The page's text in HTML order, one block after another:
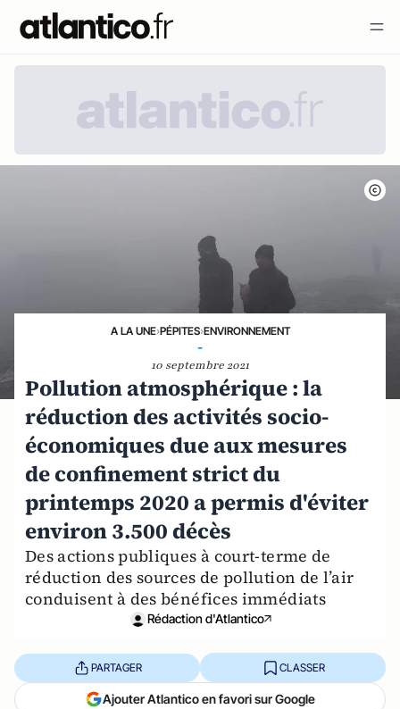
A LA UNE›PÉPITES›ENVIRONNEMENT
-
10 septembre 2021
Pollution atmosphérique : la
réduction des activités socio-
économiques due aux mesures
de confinement strict du
printemps 2020 a permis d'éviter
environ 3.500 décès
Des actions publiques à court-terme de
réduction des sources de pollution de l’air
conduisent à des bénéfices immédiats
Rédaction d'Atlantico
PARTAGER CLASSER
Ajouter Atlantico en favori sur Google